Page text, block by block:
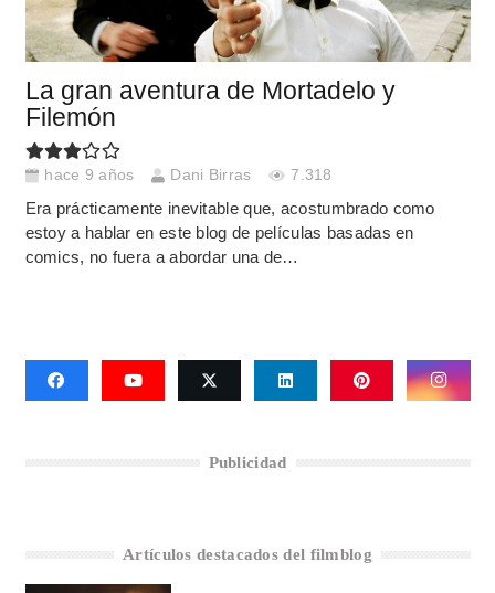
La gran aventura de Mortadelo y
Filemón
hace 9 años Dani Birras 7.318
Era prácticamente inevitable que, acostumbrado como
estoy a hablar en este blog de películas basadas en
comics, no fuera a abordar una de…
Publicidad
Artículos destacados del filmblog